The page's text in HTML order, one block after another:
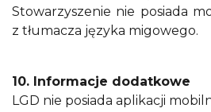
Stowarzyszenie nie posiada
z tłumacza języka migowego.
10. Informacje dodatkowe
LGD nie posiada aplikacji